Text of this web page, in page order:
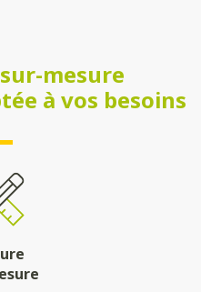
mesure
à vos besoins